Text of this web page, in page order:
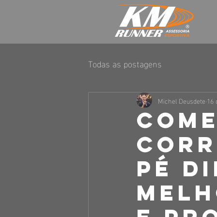
Todas as postagens
Pé
Michel Deusdete 16